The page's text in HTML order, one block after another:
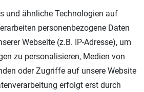
Shop
und ähnliche Technologien auf
personenbezogene Daten
Webseite (z.B. IP-Adresse), um
zu personalisieren, Medien von
oder Zugriffe auf unsere Website
erfolgt erst durch